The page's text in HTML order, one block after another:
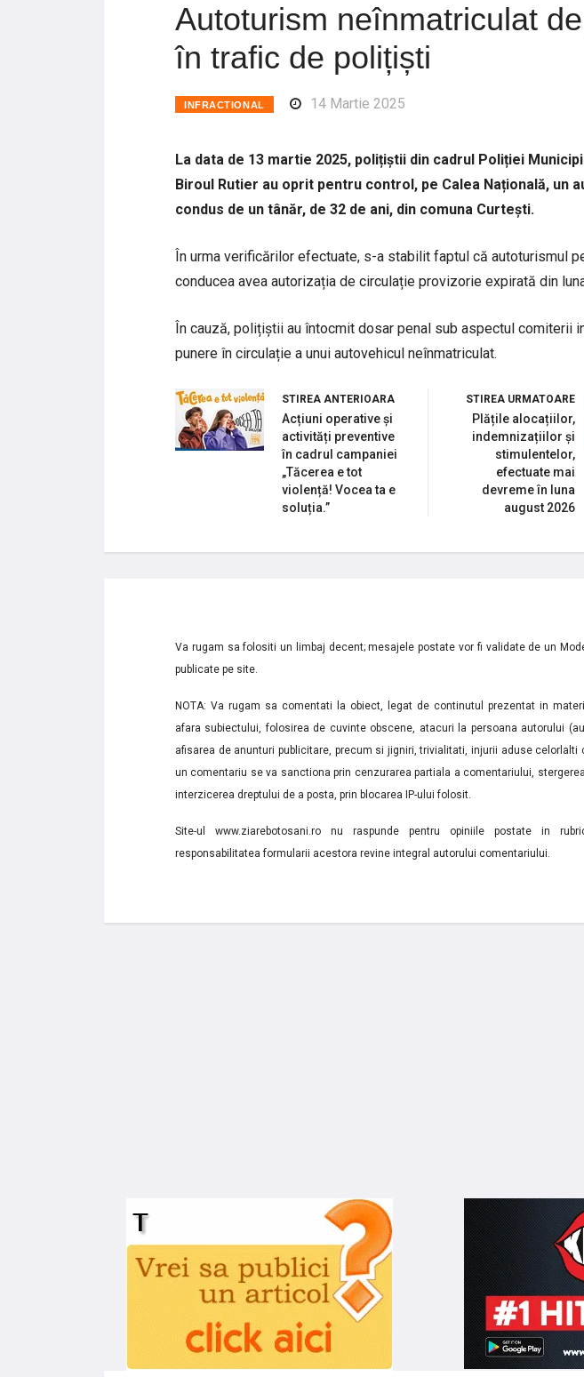
Autoturism neînmatriculat
în trafic de polițiști
INFRACTIONAL 14 Martie 2025
La data de 13 martie 2025, polițiștii din cadrul Poliției
Biroul Rutier au oprit pentru control, pe Calea Națională, un
condus de un tânăr, de 32 de ani, din comuna Curtești.
În urma verificărilor efectuate, s-a stabilit faptul că autoturismul
conducea avea autorizația de circulație provizorie expirată din
În cauză, polițiștii au întocmit dosar penal sub aspectul comiterii
punere în circulație a unui autovehicul neînmatriculat.
STIREA ANTERIOARA
Acțiuni operative și
activități preventive
în cadrul campaniei
„Tăcerea e tot
violență! Vocea ta e
soluția.”
STIREA URMATOARE
Plățile alocațiilor,
indemnizațiilor și
stimulentelor,
efectuate mai
devreme în luna
august 2026
Va rugam sa folositi un limbaj decent; mesajele postate vor fi validate de un
publicate pe site.
NOTA: Va rugam sa comentati la obiect, legat de continutul prezentat in
afara subiectului, folosirea de cuvinte obscene, atacuri la persoana autorului
afisarea de anunturi publicitare, precum si jigniri, trivialitati, injurii aduse
un comentariu se va sanctiona prin cenzurarea partiala a comentariului,
interzicerea dreptului de a posta, prin blocarea IP-ului folosit.
Site-ul www.ziarebotosani.ro nu raspunde pentru opiniile postate in
responsabilitatea formularii acestora revine integral autorului comentariului.